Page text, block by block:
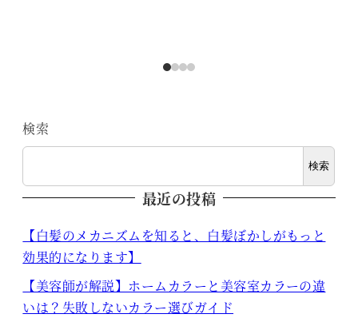
検索
検索
最近の投稿
【白髪のメカニズムを知ると、白髪ぼかしがもっと
効果的になります】
【美容師が解説】ホームカラーと美容室カラーの違
いは？失敗しないカラー選びガイド